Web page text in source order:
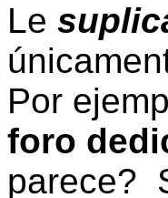
Le
Por
foro
parece?